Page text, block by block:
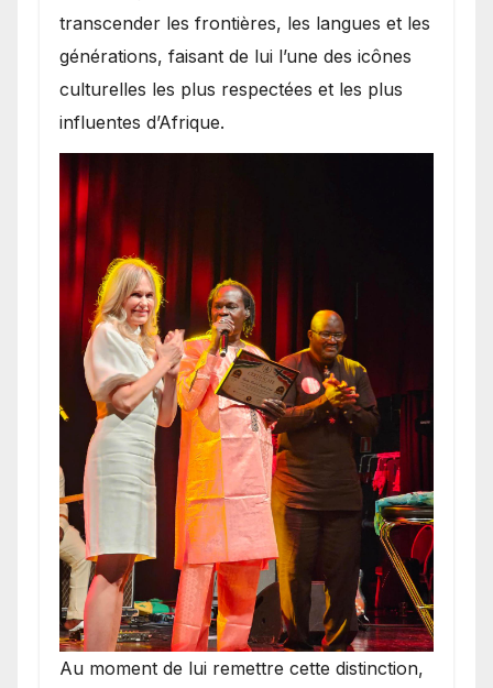
transcender les frontières, les langues et les
générations, faisant de lui l’une des icônes
culturelles les plus respectées et les plus
influentes d’Afrique.
​Au moment de lui remettre cette distinction,